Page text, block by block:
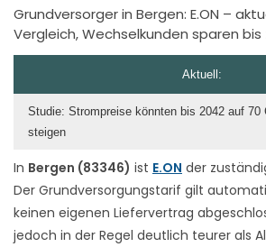
Grundversorger in Bergen: E.ON –
Vergleich, Wechselkunden sparen bis
In Bergen (83346) ist E.ON der
Der Grundversorgungstarif gilt
keinen eigenen Liefervertrag
jedoch in der Regel deutlich teurer als
Aktuell:
Studie: Strompreise könnten bis 2042 auf 70
steigen